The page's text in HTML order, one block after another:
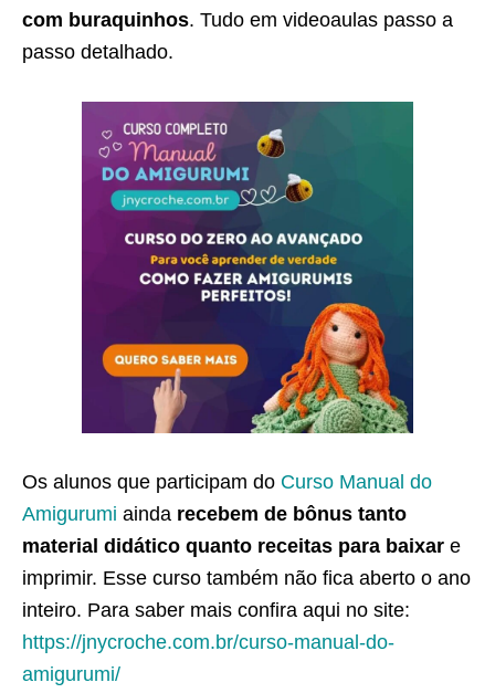
com buraquinhos. Tudo em videoaulas passo a
passo detalhado.
Os alunos que participam do Curso Manual do
Amigurumi ainda recebem de bônus tanto
material didático quanto receitas para baixar e
imprimir. Esse curso também não fica aberto o ano
inteiro. Para saber mais confira aqui no site:
https://jnycroche.com.br/curso-manual-do-
amigurumi/